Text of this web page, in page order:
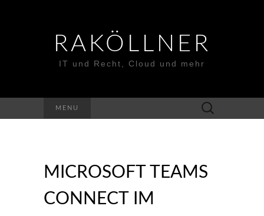
RAKÖLLNER
IT und Recht, Cloud und mehr
MENU
Suchen
nach:
MICROSOFT TEAMS
CONNECT IM